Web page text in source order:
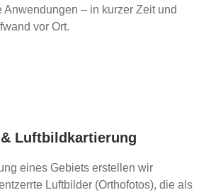
Anwendungen – in kurzer Zeit und
vor Ort.
Luftbildkartierung
eines Gebiets erstellen wir
Luftbilder (Orthofotos), die als